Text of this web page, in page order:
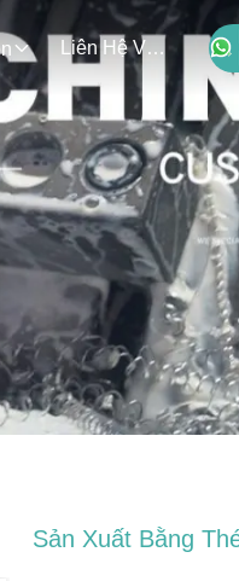
Liên Hệ Với Chúng Tôi
Sản Xuất Bằng